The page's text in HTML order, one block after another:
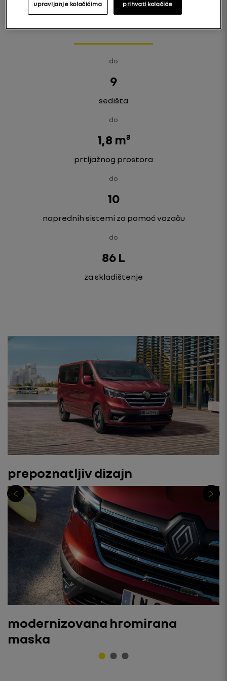
do
9
sedišta
do
1,8 m³
prtljažnog prostora
do
10
naprednih sistemi za pomoć vozaču
do
86 L
za skladištenje
prepoznatljiv dizajn
modernizovana hromirana
maska
prihvati kolačiće
upravljanje kolačićima